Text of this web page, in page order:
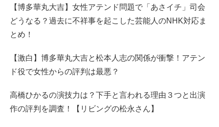
【博多華丸大吉】女性アテンド問題で「あさイチ」司会
どうなる？過去に不祥事を起こした芸能人のNHK対応ま
とめ！
【激白】博多華丸大吉と松本人志の関係が衝撃！アテン
ド役で女性からの評判は最悪？
高橋ひかるの演技力は？下手と言われる理由３つと出演
作の評判を調査！【リビングの松永さん】